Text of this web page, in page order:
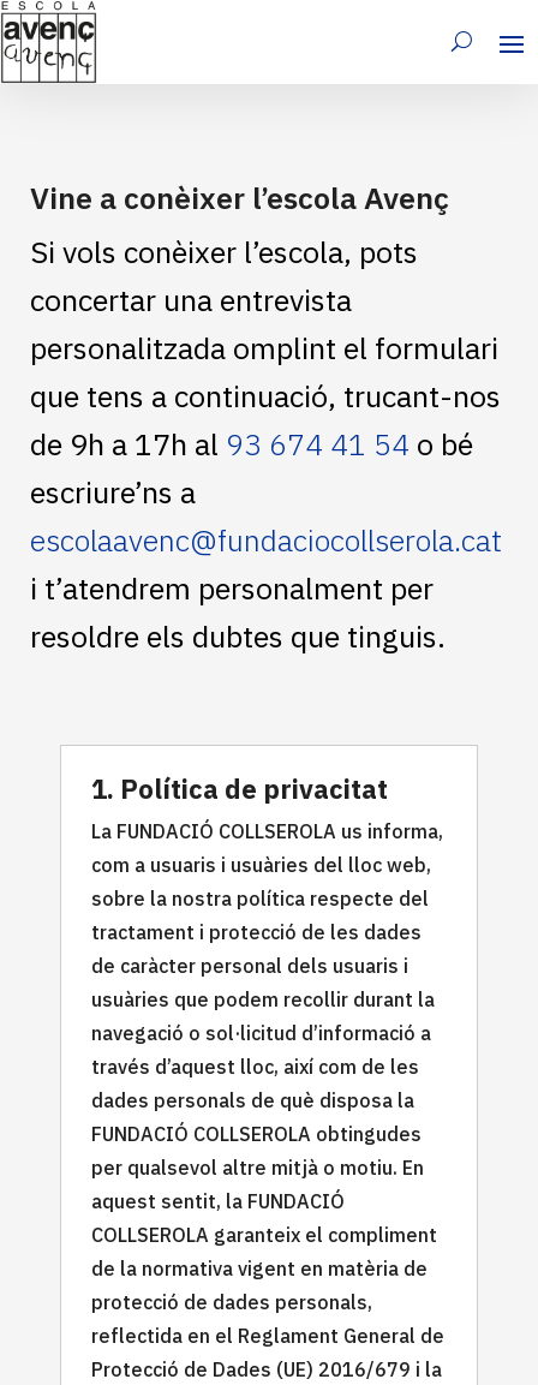
Vine a conèixer l’escola Avenç
Si vols conèixer l’escola, pots
concertar una entrevista
personalitzada omplint el formulari
que tens a continuació, trucant-nos
de 9h a 17h al 93 674 41 54 o bé
escriure’ns a
escolaavenc@fundaciocollserola.cat
i t’atendrem personalment per
resoldre els dubtes que tinguis.
1. Política de privacitat
La FUNDACIÓ COLLSEROLA us informa,
com a usuaris i usuàries del lloc web,
sobre la nostra política respecte del
tractament i protecció de les dades
de caràcter personal dels usuaris i
usuàries que podem recollir durant la
navegació o sol·licitud d’informació a
través d’aquest lloc, així com de les
dades personals de què disposa la
FUNDACIÓ COLLSEROLA obtingudes
per qualsevol altre mitjà o motiu. En
aquest sentit, la FUNDACIÓ
COLLSEROLA garanteix el compliment
de la normativa vigent en matèria de
protecció de dades personals,
reflectida en el Reglament General de
Protecció de Dades (UE) 2016/679 i la